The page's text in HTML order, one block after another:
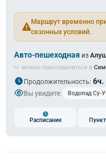
Маршрут временно
сезонных условий.
Авто-пешеходная из
можно присоединиться в
Продолжительность: 6ч.
Вы увидите: Водопад Су-
Расписание